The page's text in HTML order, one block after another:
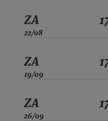
ZA
22/08
ZA
19/09
ZA
26/09